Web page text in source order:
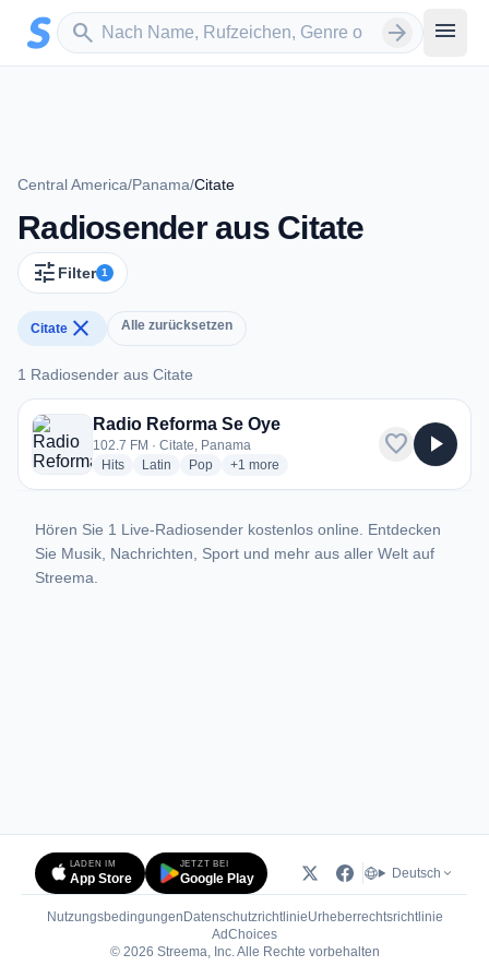
Zum Hauptinhalt springen
search
Sender suchen arrow_forward menu
Central America/Panama/Citate
Radiosender aus Citate
tune Filter 1
Citate close Alle zurücksetzen
1 Radiosender aus Citate
1 Radiosender aus Citate
Radio Reforma Se Oye
102.7 FM · Citate, Panama
Hitsradio stations
Latin radio stations
Popradio stations
+1 more genres for Radio Reforma Se Oye
more
favorite play_arrow
Hören Sie 1 Live-Radiosender kostenlos online. Entdecken
Sie Musik, Nachrichten, Sport und mehr aus aller Welt auf
Streema.
LADEN IM
App Store
JETZT BEI
Google Play Deutsch
Nutzungsbedingungen DatenschutzrichtlinieUrheberrechtsrichtlinie
AdChoices(öffnet in neuem Tab)
© 2026 Streema, Inc. Alle Rechte vorbehalten